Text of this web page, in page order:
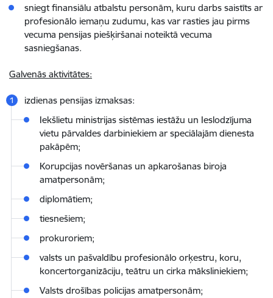
sniegt finansiālu atbalstu personām, kuru darbs saistīts ar
profesionālo iemaņu zudumu, kas var rasties jau pirms
vecuma pensijas piešķiršanai noteiktā vecuma
sasniegšanas.
Galvenās aktivitātes:
izdienas pensijas izmaksas:
Iekšlietu ministrijas sistēmas iestāžu un Ieslodzījuma
vietu pārvaldes darbiniekiem ar speciālajām dienesta
pakāpēm;
Korupcijas novēršanas un apkarošanas biroja
amatpersonām;
diplomātiem;
tiesnešiem;
prokuroriem;
valsts un pašvaldību profesionālo orķestru, koru,
koncertorganizāciju, teātru un cirka māksliniekiem;
Valsts drošības policijas amatpersonām;